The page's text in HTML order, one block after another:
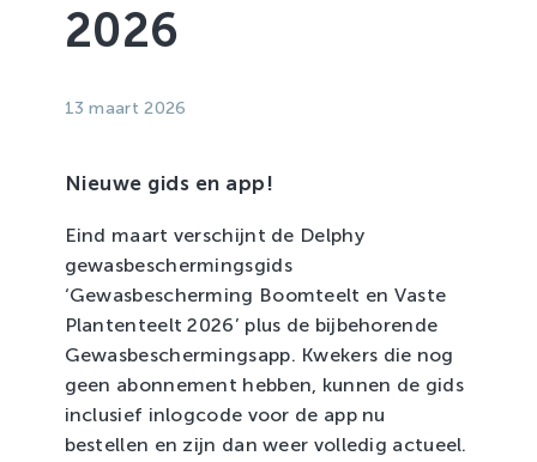
2026
13 maart 2026
Nieuwe gids en app!
Eind maart verschijnt de Delphy
gewasbeschermingsgids
‘Gewasbescherming Boomteelt en Vaste
Plantenteelt 2026’ plus de bijbehorende
Gewasbeschermingsapp. Kwekers die nog
geen abonnement hebben, kunnen de gids
inclusief inlogcode voor de app nu
bestellen en zijn dan weer volledig actueel.